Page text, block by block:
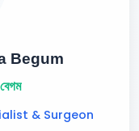
Begum
& Surgeon